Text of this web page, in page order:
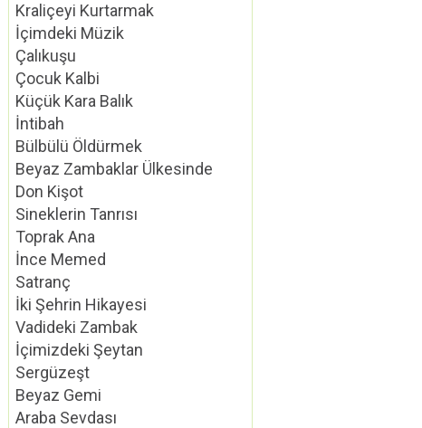
Kraliçeyi Kurtarmak
İçimdeki Müzik
Çalıkuşu
Çocuk Kalbi
Küçük Kara Balık
İntibah
Bülbülü Öldürmek
Beyaz Zambaklar Ülkesinde
Don Kişot
Sineklerin Tanrısı
Toprak Ana
İnce Memed
Satranç
İki Şehrin Hikayesi
Vadideki Zambak
İçimizdeki Şeytan
Sergüzeşt
Beyaz Gemi
Araba Sevdası